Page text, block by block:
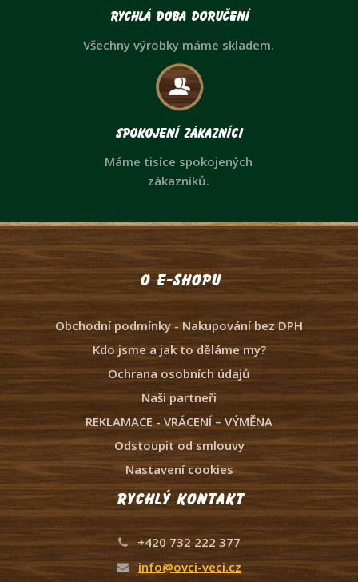
Rychlá doba doručení
Všechny výrobky máme skladem.
Spokojení zákazníci
Máme tisíce spokojených
zákazníků.
O e-shopu
Obchodní podmínky - Nakupování bez DPH
Kdo jsme a jak to děláme my?
Ochrana osobních údajů
Naši partneři
REKLAMACE - VRÁCENÍ – VÝMĚNA
Odstoupit od smlouvy
Nastavení cookies
Rychlý kontakt
+420 732 222 377
info@ovci-veci.cz